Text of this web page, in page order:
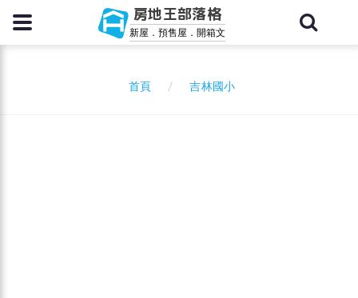
房地王部落格
新屋．預售屋．開箱文
首頁 吉林國小